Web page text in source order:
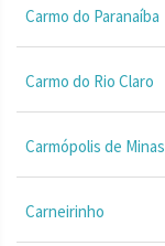
Carmo do Paranaíba
Carmo do Rio Claro
Carmópolis de Minas
Carneirinho